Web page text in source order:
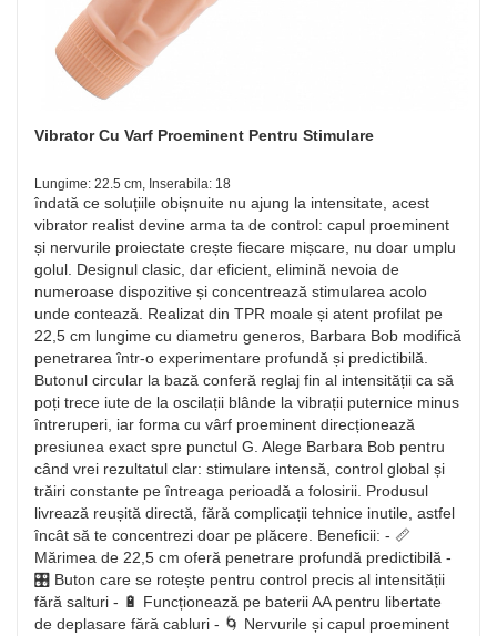
Vibrator Cu Varf Proeminent Pentru Stimulare
Lungime: 22.5 cm, Inserabila: 18
îndată ce soluțiile obișnuite nu ajung la intensitate, acest
vibrator realist devine arma ta de control: capul proeminent
și nervurile proiectate crește fiecare mișcare, nu doar umplu
golul. Designul clasic, dar eficient, elimină nevoia de
numeroase dispozitive și concentrează stimularea acolo
unde contează. Realizat din TPR moale și atent profilat pe
22,5 cm lungime cu diametru generos, Barbara Bob modifică
penetrarea într-o experimentare profundă și predictibilă.
Butonul circular la bază conferă reglaj fin al intensității ca să
poți trece iute de la oscilații blânde la vibrații puternice minus
întreruperi, iar forma cu vârf proeminent direcționează
presiunea exact spre punctul G. Alege Barbara Bob pentru
când vrei rezultatul clar: stimulare intensă, control global și
trăiri constante pe întreaga perioadă a folosirii. Produsul
livrează reușită directă, fără complicații tehnice inutile, astfel
încât să te concentrezi doar pe plăcere. Beneficii: - 📏
Mărimea de 22,5 cm oferă penetrare profundă predictibilă -
🎛️ Buton care se rotește pentru control precis al intensității
fără salturi - 🔋 Funcționează pe baterii AA pentru libertate
de deplasare fără cabluri - 🌀 Nervurile și capul proeminent